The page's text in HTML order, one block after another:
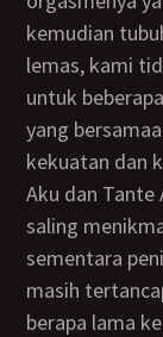
kemudian
lemas, kami
untuk
yang
kekuatan dan
Aku dan Tante Anis hanya ingin diam berpelukkan dan
saling
sementara
masih
berapa lama